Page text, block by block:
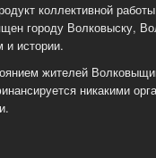
коллективной
городу Волковыску,
и истории.
жителей
никакими